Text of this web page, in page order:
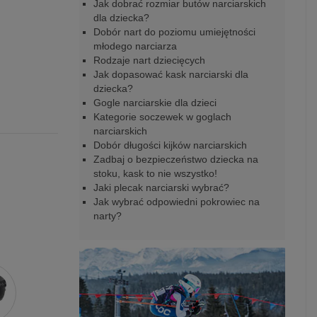
Jak dobrać rozmiar butów narciarskich
dla dziecka?
Dobór nart do poziomu umiejętności
młodego narciarza
Rodzaje nart dziecięcych
Jak dopasować kask narciarski dla
dziecka?
Gogle narciarskie dla dzieci
Kategorie soczewek w goglach
narciarskich
Dobór długości kijków narciarskich
Zadbaj o bezpieczeństwo dziecka na
stoku, kask to nie wszystko!
Jaki plecak narciarski wybrać?
Jak wybrać odpowiedni pokrowiec na
narty?